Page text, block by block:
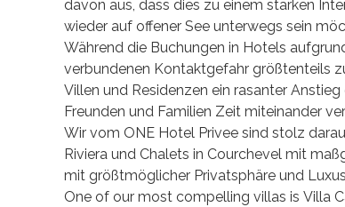
davon aus, dass dies zu einem starken
wieder auf offener See unterwegs sein
Während die Buchungen in Hotels
verbundenen Kontaktgefahr größtenteils
Villen und Residenzen ein rasanter
Freunden und Familien Zeit miteinander
Wir vom ONE Hotel Privee sind stolz
Riviera und Chalets in Courchevel mit
mit größtmöglicher Privatsphäre und
One of our most compelling villas is Villa